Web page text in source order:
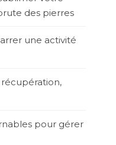
des pierres
une activité
pour gérer